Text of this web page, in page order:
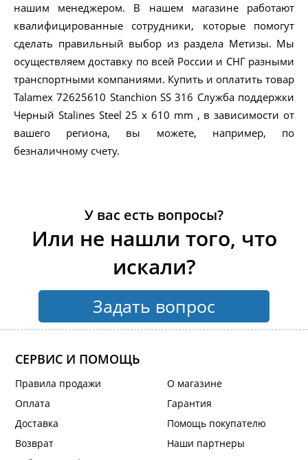
нашим менеджером. В нашем магазине работают
квалифицированные сотрудники, которые помогут
сделать правильный выбор из раздела Метизы. Мы
осуществляем доставку по всей России и СНГ разными
транспортными компаниями. Купить и оплатить товар
Talamex 72625610 Stanchion SS 316 Служба поддержки
Черный Stalines Steel 25 x 610 mm , в зависимости от
вашего региона, вы можете, например, по
безналичному счету.
У вас есть вопросы?
Или не нашли того, что
искали?
Задать вопрос
СЕРВИС И ПОМОЩЬ
Правила продажи
Оплата
Доставка
Возврат
О магазине
Гарантия
Помощь покупателю
Наши партнеры